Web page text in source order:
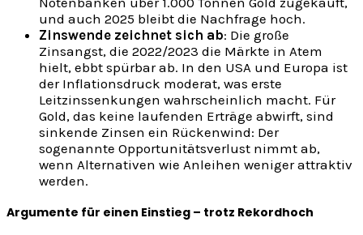
und auch 2025 bleibt die Nachfrage hoch.
Zinswende zeichnet sich ab: Die große
Zinsangst, die 2022/2023 die Märkte in Atem
hielt, ebbt spürbar ab. In den USA und Europa ist
der Inflationsdruck moderat, was erste
Leitzinssenkungen wahrscheinlich macht. Für
Gold, das keine laufenden Erträge abwirft, sind
sinkende Zinsen ein Rückenwind: Der
sogenannte Opportunitätsverlust nimmt ab,
wenn Alternativen wie Anleihen weniger attraktiv
werden.
Argumente für einen Einstieg – trotz Rekordhoch